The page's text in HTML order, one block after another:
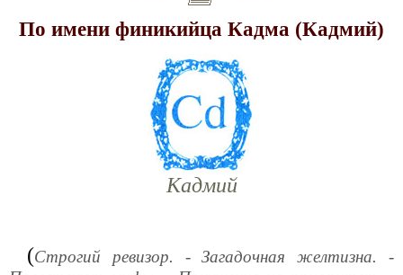
По имени финикийца Кадма (Кадмий)
Кадмий
(Строгий ревизор. - Загадочная желтизна. -